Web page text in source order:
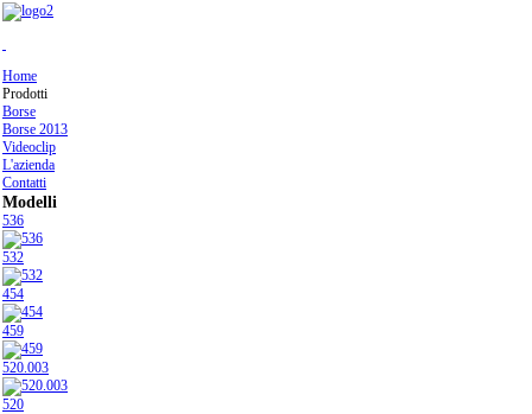
Home
Prodotti
Borse
Borse 2013
Videoclip
L'azienda
Contatti
Modelli
536
532
454
459
520.003
520